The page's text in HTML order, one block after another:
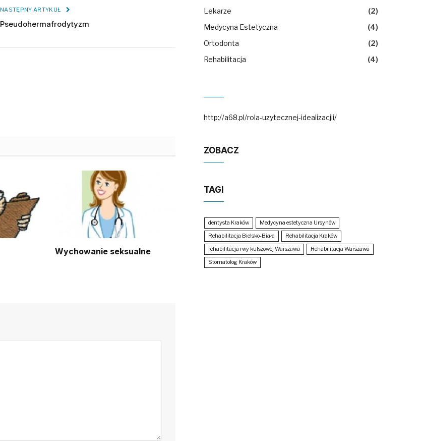
NASTĘPNY ARTYKUŁ
Pseudohermafrodytyzm
Wychowanie seksualne
Lekarze
(2)
Medycyna Estetyczna
(4)
Ortodonta
(2)
Rehabilitacja
(4)
http://a68.pl/rola-uzytecznej-idealizacjii/
ZOBACZ
TAGI
dentysta Kraków
Medycyna estetyczna Ursynów
Rehabilitacja Bielsko-Biała
Rehabilitacja Kraków
rehabilitacja rwy kulszowej Warszawa
Rehabilitacja Warszawa
Stomatolog Kraków